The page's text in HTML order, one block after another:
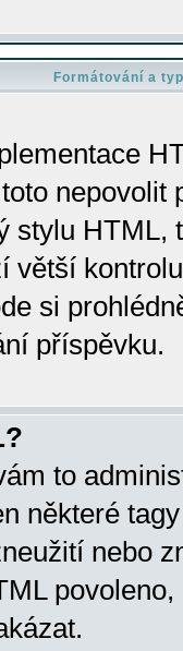
Formátování a
stylu HTML,
větší
si
příspěvku.
to
některé
nebo